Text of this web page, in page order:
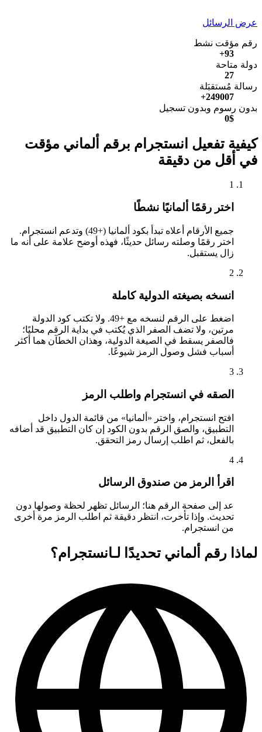
عرض الرسائل
رقم مؤقت نشط
93+
دولة متاحة
27
رسالة مُستقبَلة
249007+
بدون رسوم وبدون تسجيل
0$
كيفية تفعيل انستجرام برقم ألماني مؤقت
في أقل من دقيقة
1
اختر رقمًا ألمانيًا نشطًا
جميع الأرقام أعلاه تبدأ بكود ألمانيا (+49) وتدعم انستجرام.
اختر رقمًا وصلته رسائل حديثًا، فهذه أوضح علامة على أنه ما
زال يستقبل.
2
انسخه بصيغته الدولية كاملة
اضغط على الرقم لنسخه مع +49. ولا تكتب كود الدولة
مرتين، ولا تضف الصفر الذي يُكتب في بداية الرقم محليًا؛
فالصفر يسقط في الصيغة الدولية، وهذان الخطآن هما أكثر
أسباب فشل وصول الرمز شيوعًا.
3
الصقه في انستجرام واطلب الرمز
افتح انستجرام، واختر «ألمانيا» من قائمة الدول داخل
التطبيق، والصق الرقم بدون الكود إن كان التطبيق قد أضافه
بالفعل، ثم اطلب إرسال رمز التحقق.
4
اقرأ الرمز من صندوق الرسائل
عد إلى صفحة الرقم هنا؛ الرسائل تظهر لحظة وصولها دون
تحديث. وإذا تأخرت، انتظر دقيقة ثم اطلب الرمز مرة أخرى
من انستجرام.
لماذا رقم ألماني تحديدًا لـانستجرام؟